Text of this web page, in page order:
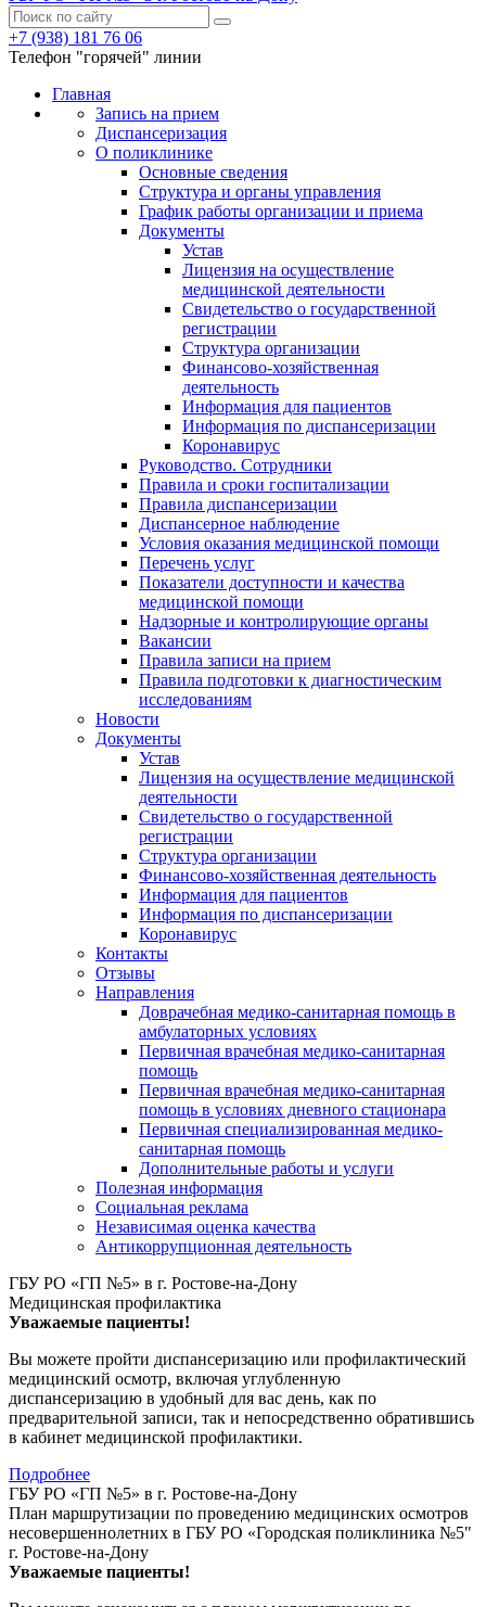
+7 (938) 181 76 06
Телефон "горячей" линии
Главная
Запись на прием
Диспансеризация
О поликлинике
Основные сведения
Структура и органы управления
График работы организации и приема
Документы
Устав
Лицензия на осуществление
медицинской деятельности
Свидетельство о государственной
регистрации
Структура организации
Финансово-хозяйственная
деятельность
Информация для пациентов
Информация по диспансеризации
Коронавирус
Руководство. Сотрудники
Правила и сроки госпитализации
Правила диспансеризации
Диспансерное наблюдение
Условия оказания медицинской помощи
Перечень услуг
Показатели доступности и качества
медицинской помощи
Надзорные и контролирующие органы
Вакансии
Правила записи на прием
Правила подготовки к диагностическим
исследованиям
Новости
Документы
Устав
Лицензия на осуществление медицинской
деятельности
Свидетельство о государственной
регистрации
Структура организации
Финансово-хозяйственная деятельность
Информация для пациентов
Информация по диспансеризации
Коронавирус
Контакты
Отзывы
Направления
Доврачебная медико-санитарная помощь в
амбулаторных условиях
Первичная врачебная медико-санитарная
помощь
Первичная врачебная медико-санитарная
помощь в условиях дневного стационара
Первичная специализированная медико-
санитарная помощь
Дополнительные работы и услуги
Полезная информация
Социальная реклама
Независимая оценка качества
Антикоррупционная деятельность
ГБУ РО «ГП №5» в г. Ростове-на-Дону
Медицинская профилактика
Уважаемые пациенты!
Вы можете пройти диспансеризацию или профилактический
медицинский осмотр, включая углубленную
диспансеризацию в удобный для вас день, как по
предварительной записи, так и непосредственно обратившись
в кабинет медицинской профилактики.
Подробнее
ГБУ РО «ГП №5» в г. Ростове-на-Дону
План маршрутизации по проведению медицинских осмотров
несовершеннолетних в ГБУ РО «Городская поликлиника №5"
г. Ростове-на-Дону
Уважаемые пациенты!